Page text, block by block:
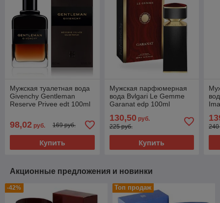
Мужская туалетная вода
Givenchy Gentleman
Reserve Privee edt 100ml
98,02 руб. 169 руб.
Купить
Мужская парфюмерная
вода Bvlgari Le Gemme
Garanat edp 100ml
130,50 руб.
225 руб.
Купить
240
Акционные предложения и новинки
-42% Топ продаж